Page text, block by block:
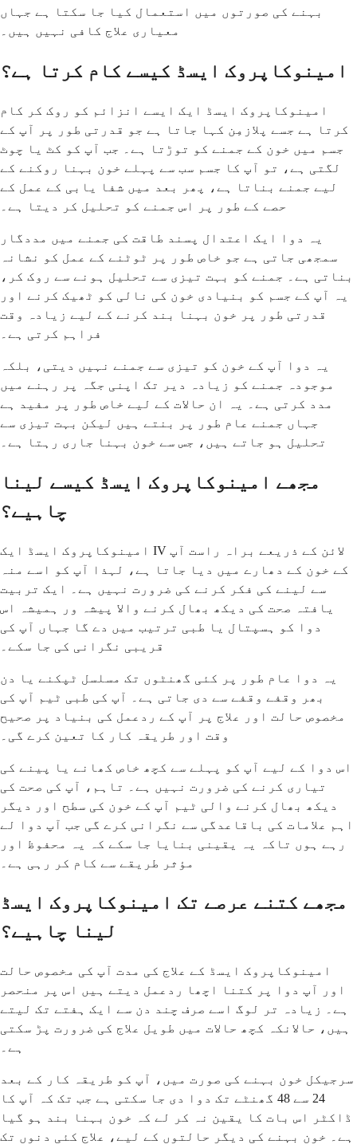
بہنے کی صورتوں میں استعمال کیا جا سکتا ہے جہاں
معیاری علاج کافی نہیں ہیں۔
امینوکاپروک ایسڈ کیسے کام کرتا ہے؟
امینوکاپروک ایسڈ ایک ایسے انزائم کو روک کر کام
کرتا ہے جسے پلازمِن کہا جاتا ہے جو قدرتی طور پر آپ کے
جسم میں خون کے جمنے کو توڑتا ہے۔ جب آپ کو کٹ یا چوٹ
لگتی ہے، تو آپ کا جسم سب سے پہلے خون بہنا روکنے کے
لیے جمنے بناتا ہے، پھر بعد میں شفا یابی کے عمل کے
حصے کے طور پر اس جمنے کو تحلیل کر دیتا ہے۔
یہ دوا ایک اعتدال پسند طاقت کی جمنے میں مددگار
سمجھی جاتی ہے جو خاص طور پر ٹوٹنے کے عمل کو نشانہ
بناتی ہے۔ جمنے کو بہت تیزی سے تحلیل ہونے سے روک کر،
یہ آپ کے جسم کو بنیادی خون کی نالی کو ٹھیک کرنے اور
قدرتی طور پر خون بہنا بند کرنے کے لیے زیادہ وقت
فراہم کرتی ہے۔
یہ دوا آپ کے خون کو تیزی سے جمنے نہیں دیتی، بلکہ
موجودہ جمنے کو زیادہ دیر تک اپنی جگہ پر رہنے میں
مدد کرتی ہے۔ یہ ان حالات کے لیے خاص طور پر مفید ہے
جہاں جمنے عام طور پر بنتے ہیں لیکن بہت تیزی سے
تحلیل ہو جاتے ہیں، جس سے خون بہنا جاری رہتا ہے۔
مجھے امینوکاپروک ایسڈ کیسے لینا
چاہیے؟
امینوکاپروک ایسڈ ایک IV لائن کے ذریعے براہ راست آپ
کے خون کے دھارے میں دیا جاتا ہے، لہذا آپ کو اسے منہ
سے لینے کی فکر کرنے کی ضرورت نہیں ہے۔ ایک تربیت
یافتہ صحت کی دیکھ بھال کرنے والا پیشہ ور ہمیشہ اس
دوا کو ہسپتال یا طبی ترتیب میں دے گا جہاں آپ کی
قریبی نگرانی کی جا سکے۔
یہ دوا عام طور پر کئی گھنٹوں تک مسلسل ٹپکنے یا دن
بھر وقفے وقفے سے دی جاتی ہے۔ آپ کی طبی ٹیم آپ کی
مخصوص حالت اور علاج پر آپ کے ردعمل کی بنیاد پر صحیح
وقت اور طریقہ کار کا تعین کرے گی۔
اس دوا کے لیے آپ کو پہلے سے کچھ خاص کھانے یا پینے کی
تیاری کرنے کی ضرورت نہیں ہے۔ تاہم، آپ کی صحت کی
دیکھ بھال کرنے والی ٹیم آپ کے خون کی سطح اور دیگر
اہم علامات کی باقاعدگی سے نگرانی کرے گی جب آپ دوا لے
رہے ہوں تاکہ یہ یقینی بنایا جا سکے کہ یہ محفوظ اور
مؤثر طریقے سے کام کر رہی ہے۔
مجھے کتنے عرصے تک امینوکاپروک ایسڈ
لینا چاہیے؟
امینوکاپروک ایسڈ کے علاج کی مدت آپ کی مخصوص حالت
اور آپ دوا پر کتنا اچھا ردعمل دیتے ہیں اس پر منحصر
ہے۔ زیادہ تر لوگ اسے صرف چند دن سے ایک ہفتے تک لیتے
ہیں، حالانکہ کچھ حالات میں طویل علاج کی ضرورت پڑ سکتی
ہے۔
سرجیکل خون بہنے کی صورت میں، آپ کو طریقہ کار کے بعد
24 سے 48 گھنٹے تک دوا دی جا سکتی ہے جب تک کہ آپ کا
ڈاکٹر اس بات کا یقین نہ کر لے کہ خون بہنا بند ہو گیا
ہے۔ خون بہنے کی دیگر حالتوں کے لیے، علاج کئی دنوں تک